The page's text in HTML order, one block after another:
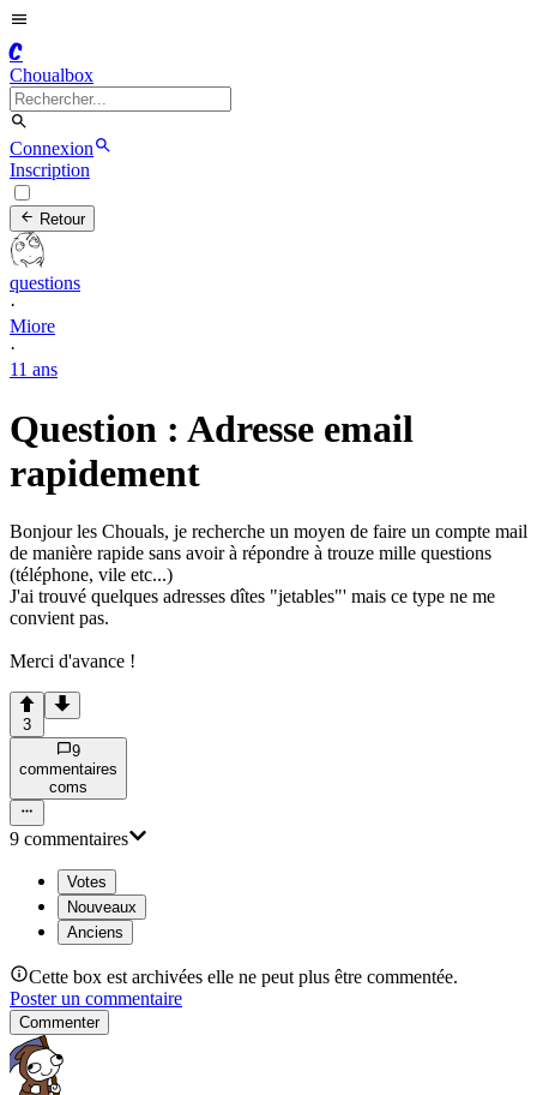
C
Choualbox
Connexion
Inscription
Retour
questions
·
Miore
·
11 ans
Question : Adresse email
rapidement
Bonjour les Chouals, je recherche un moyen de faire un compte mail
de manière rapide sans avoir à répondre à trouze mille questions
(téléphone, vile etc...)
J'ai trouvé quelques adresses dîtes "jetables"' mais ce type ne me
convient pas.
Merci d'avance !
3
9
commentaires
coms
9 commentaires
Votes
Nouveaux
Anciens
Cette box est archivées elle ne peut plus être commentée.
Poster un commentaire
Commenter